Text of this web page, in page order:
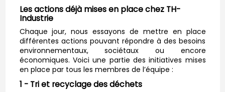
Les actions déjà mises en place chez TH-
Industrie
Chaque jour, nous essayons de mettre en place
différentes actions pouvant répondre à des besoins
environnementaux, sociétaux ou encore
économiques. Voici une partie des initiatives mises
en place par tous les membres de l’équipe :
1 - Tri et recyclage des déchets